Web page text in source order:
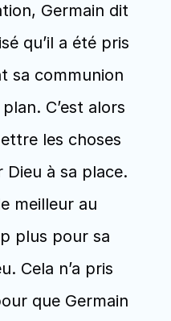
Germain dit
qu’il a été pris
sa communion
C’est alors
les choses
à sa place.
meilleur au
plus pour sa
Cela n’a pris
que Germain